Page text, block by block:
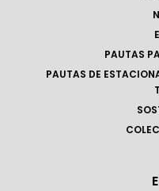
PAUTAS
PAUTAS DE